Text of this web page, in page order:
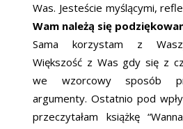
Was. Jesteście myślącymi,
Wam należą się
Sama korzystam z
Większość z Was gdy się z
we wzorcowy sposób
argumenty. Ostatnio pod
przeczytałam książkę